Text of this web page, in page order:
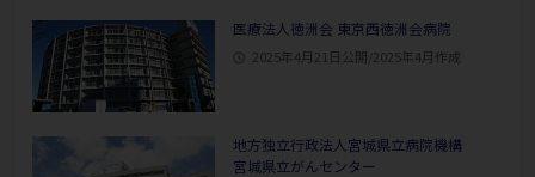
医療法人徳洲会 東京西徳洲会病院
2025年4月21日公開/2025年4月作成
地方独立行政法人宮城県立病院機構
宮城県立がんセンター